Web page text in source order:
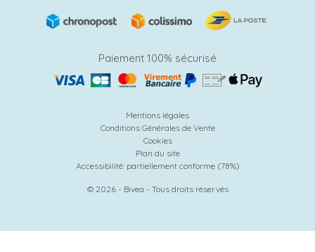
Paiement 100% sécurisé
Mentions légales
Conditions Générales de Vente
Cookies
Plan du site
Accessibilité: partiellement conforme (78%)
© 2026 - Bivea - Tous droits réservés